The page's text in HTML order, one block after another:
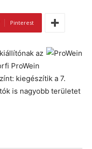
Pinterest
az
ProWein
kiegészítik a 7.
is nagyobb területet